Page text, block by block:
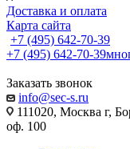
Доставка и оплата
Карта сайта
+7 (495) 642-70-39
+7 (495) 642-70-39
Заказать звонок
info@sec-s.ru
111020, Москва г,
оф. 100